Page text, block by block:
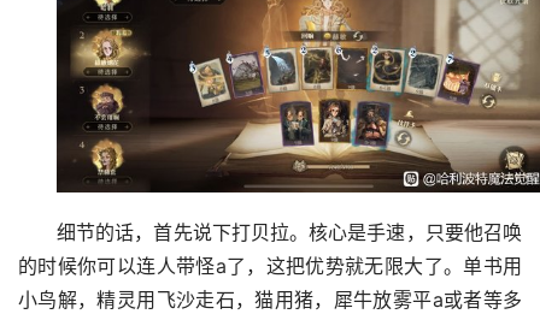
细节的话，首先说下打贝拉。核心是手速，只要他召唤
的时候你可以连人带怪a了，这把优势就无限大了。单书用
小鸟解，精灵用飞沙走石，猫用猪，犀牛放雾平a或者等多